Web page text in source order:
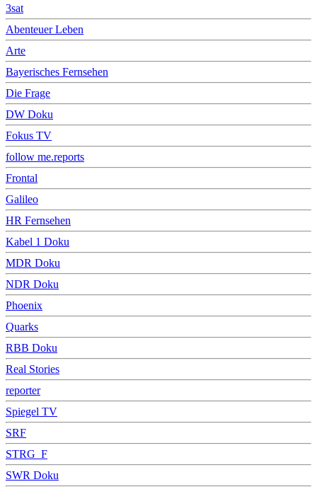
3sat
Abenteuer Leben
Arte
Bayerisches Fernsehen
Die Frage
DW Doku
Fokus TV
follow me.reports
Frontal
Galileo
HR Fernsehen
Kabel 1 Doku
MDR Doku
NDR Doku
Phoenix
Quarks
RBB Doku
Real Stories
reporter
Spiegel TV
SRF
STRG_F
SWR Doku